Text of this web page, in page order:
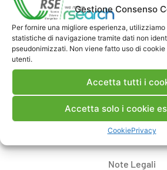
Gestione Consenso
Per fornire una migliore esperienza,
statistiche di navigazione tramite dati non
pseudonimizzati. Non viene fatto uso di
utenti.
Accetta tutti i
Accetta solo i cookie
CookiePrivacy
Pubblica un
Contatti
Note Legali